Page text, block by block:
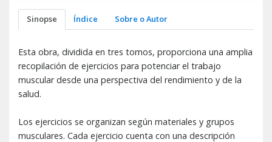
Sinopse Índice Sobre o Autor
Esta obra, dividida en tres tomos, proporciona una amplia
recopilación de ejercicios para potenciar el trabajo
muscular desde una perspectiva del rendimiento y de la
salud.
Los ejercicios se organizan según materiales y grupos
musculares. Cada ejercicio cuenta con una descripción